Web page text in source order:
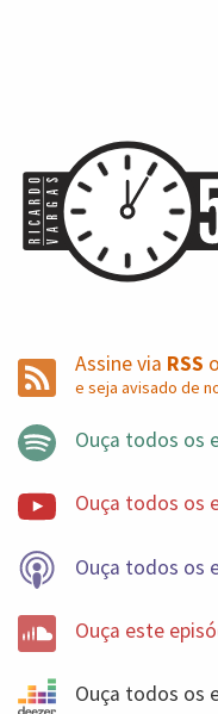
Assine via RSS
e seja avisado de
Ouça todos os
Ouça todos os
Ouça todos os
Ouça este
Ouça todos os